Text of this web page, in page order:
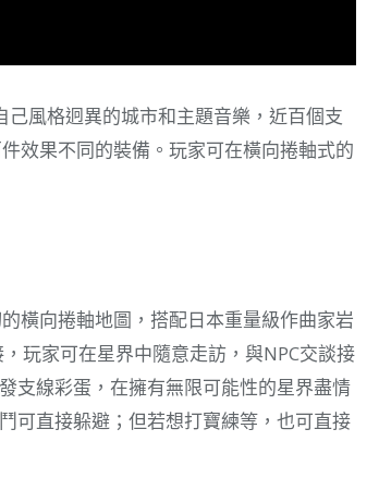
風格迥異的城市和主題音樂，近百個支
效果不同的裝備。玩家可在橫向捲軸式的
橫向捲軸地圖，搭配日本重量級作曲家岩
玩家可在星界中隨意走訪，與NPC交談接
支線彩蛋，在擁有無限可能性的星界盡情
可直接躲避；但若想打寶練等，也可直接